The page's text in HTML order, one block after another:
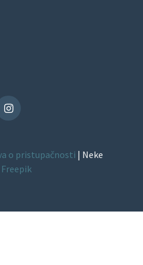
Instagram
o pristupačnosti | Neke
Freepik